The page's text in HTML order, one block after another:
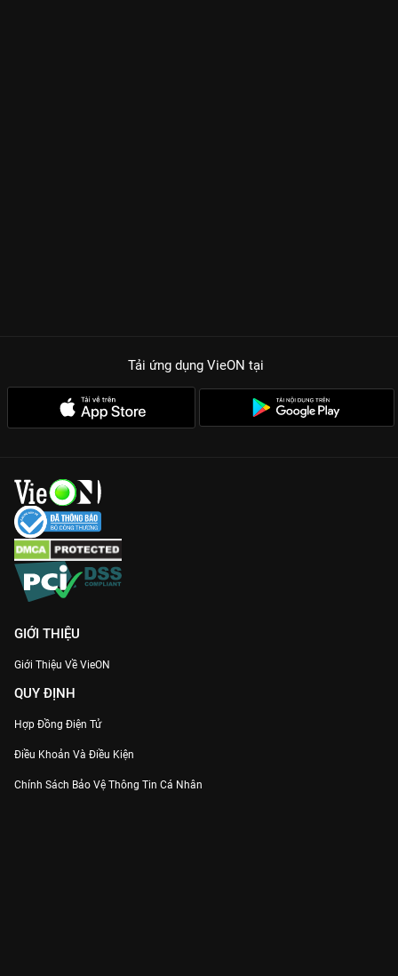
Tải ứng dụng VieON tại
GIỚI THIỆU
Giới Thiệu Về VieON
QUY ĐỊNH
Hợp Đồng Điện Tử
Điều Khoản Và Điều Kiện
Chính Sách Bảo Vệ Thông Tin Cá Nhân